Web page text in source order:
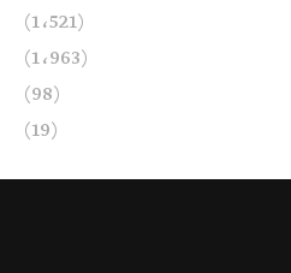
(1٬521)
(1٬963)
(98)
(19)